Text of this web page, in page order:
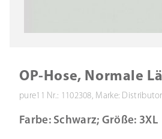
OP-Hose, Normale
pure11 Nr.: 1102308, Marke:
Farbe: Schwarz; Größe: 3XL